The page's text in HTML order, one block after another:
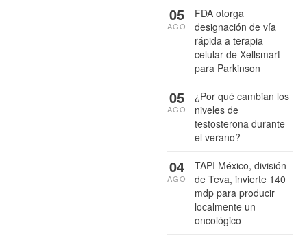
FDA otorga
designación de vía
rápida a terapia
celular de Xellsmart
para Parkinson
05
AGO
¿Por qué cambian los
niveles de
testosterona durante
el verano?
05
AGO
TAPI México, división
de Teva, invierte 140
mdp para producir
localmente un
oncológico
04
AGO